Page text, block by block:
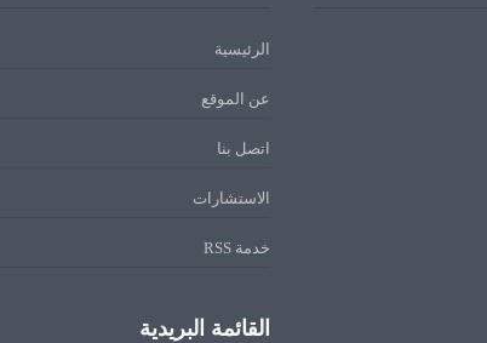
الرئيسية
عن الموقع
اتصل بنا
الاستشارات
خدمة RSS
القائمة البريدية